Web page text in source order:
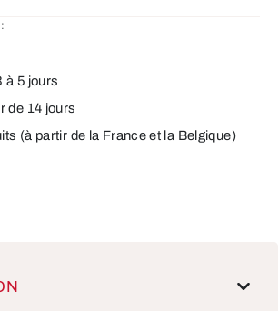
à 5 jours
de 14 jours
(à partir de la France et la Belgique)